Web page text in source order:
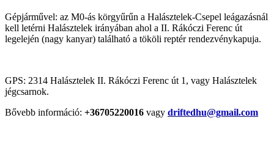
Gépjárművel: az M0-ás körgyűrűn a Halásztelek-Csepel leágazásnál
kell letérni Halásztelek irányában ahol a II. Rákóczi Ferenc út
legelején (nagy kanyar) található a tököli reptér rendezvénykapuja.
GPS: 2314 Halásztelek II. Rákóczi Ferenc út 1, vagy Halásztelek
jégcsarnok.
Bővebb információ: +36705220016 vagy driftedhu@gmail.com